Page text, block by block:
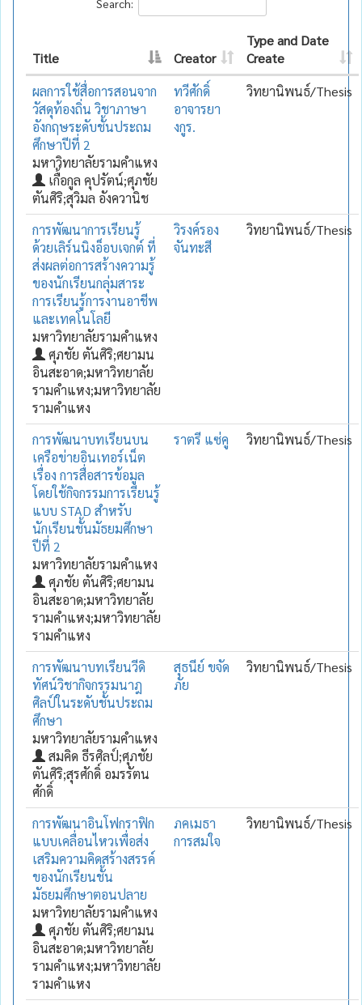
Title Creator
Type and Date
Create
ผลการใช้สื่อการสอนจาก
วัสดุท้องถิ่น วิชาภาษา
อังกฤษระดับชั้นประถม
ศึกษาปีที่ 2
มหาวิทยาลัยรามคำแหง
เกื้อกูล คุปรัตน์;ศุภชัย
ตันศิริ;สุวิมล อังควานิช
ทวีศักดิ์
อาจารยา
งกูร.
วิทยานิพนธ์/Thesis
การพัฒนาการเรียนรู้
ด้วยเลิร์นนิงอ็อบเจกต์ ที่
ส่งผลต่อการสร้างความรู้
ของนักเรียนกลุ่มสาระ
การเรียนรู้การงานอาชีพ
และเทคโนโลยี
มหาวิทยาลัยรามคำแหง
ศุภชัย ตันศิริ;ศยามน
อินสะอาด;มหาวิทยาลัย
รามคำแหง;มหาวิทยาลัย
รามคำแหง
วิรงค์รอง
จันทะสี
วิทยานิพนธ์/Thesis
การพัฒนาบทเรียนบน
เครือข่ายอินเทอร์เน็ต
เรื่อง การสื่อสารข้อมูล
โดยใช้กิจกรรมการเรียนรู้
แบบ STAD สำหรับ
นักเรียนชั้นมัธยมศึกษา
ปีที่ 2
มหาวิทยาลัยรามคำแหง
ศุภชัย ตันศิริ;ศยามน
อินสะอาด;มหาวิทยาลัย
รามคำแหง;มหาวิทยาลัย
รามคำแหง
ราตรี แซ่คู วิทยานิพนธ์/Thesis
การพัฒนาบทเรียนวีดิ
ทัศน์วิชากิจกรรมนาฎ
ศิลป์ในระดับชั้นประถม
ศึกษา
มหาวิทยาลัยรามคำแหง
สมคิด ธีรศิลป์;ศุภชัย
ตันศิริ;สุรศักดิ์ อมรรัตน
ศักดิ์
สุธนีย์ ขจัด
ภัย
วิทยานิพนธ์/Thesis
การพัฒนาอินโฟกราฟิก
แบบเคลื่อนไหวเพื่อส่ง
เสริมความคิดสร้างสรรค์
ของนักเรียนชั้น
มัธยมศึกษาตอนปลาย
มหาวิทยาลัยรามคำแหง
ศุภชัย ตันศิริ;ศยามน
อินสะอาด;มหาวิทยาลัย
รามคำแหง;มหาวิทยาลัย
รามคำแหง
ภคเมธา
การสมใจ
วิทยานิพนธ์/Thesis